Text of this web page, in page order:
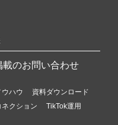
載のお問い合わせ
ハウ
資料ダウンロード
クション
TikTok運用